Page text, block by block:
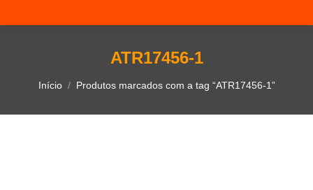
ATR17456-1
Você está aqui:
Início Produtos marcados com a tag “ATR17456-1”